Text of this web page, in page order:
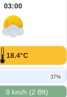
03:00
18.4°C
37%
8 km/h (2 Bft)